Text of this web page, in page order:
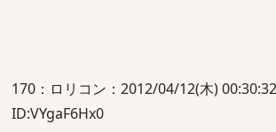
170：ロリコン：2012/04/12(木)
ID:VYgaF6Hx0